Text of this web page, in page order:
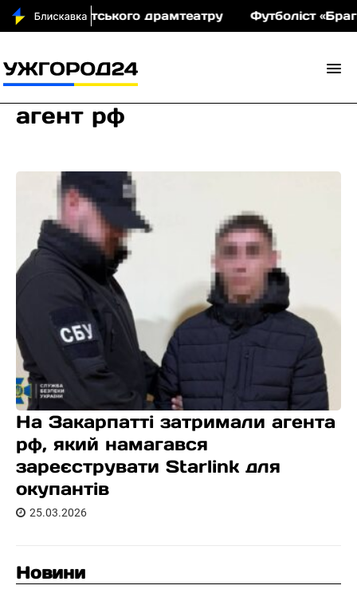
Закарпатського драмтеатру Футболіст
агент рф
На Закарпатті затримали агента
рф, який намагався
зареєструвати Starlink для
окупантів
25.03.2026
Новини